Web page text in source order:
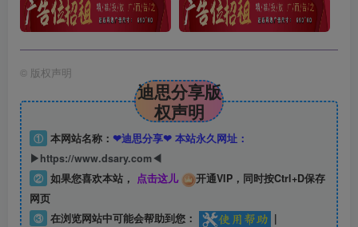
© 版权声明
迪思分享版
权声明
① 本网站名称： ❤迪思分享❤ 本站永久网址：
▶https://www.dsary.com◀
② 如果您喜欢本站， 点击这儿
开通VIP，同时按Ctrl+D保存
网页
③ 在浏览网站中可能会帮助到您：
|